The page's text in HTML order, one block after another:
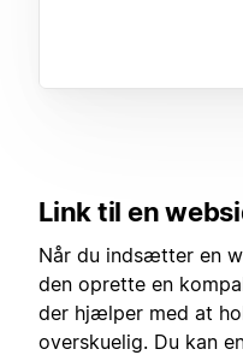
Link til en
Når du indsætter en
den oprette en
der hjælper med at
overskuelig. Du kan